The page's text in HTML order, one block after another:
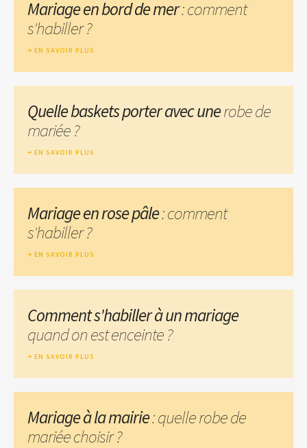
Mariage en bord de mer: comment
s'habiller ?
EN SAVOIR PLUS
Quelle baskets porter avec unerobe de
mariée ?
EN SAVOIR PLUS
Mariage en rose pâle: comment
s'habiller ?
EN SAVOIR PLUS
Comment s'habiller à un mariage
quand on est enceinte ?
EN SAVOIR PLUS
Mariage à la mairie: quelle robe de
mariée choisir ?